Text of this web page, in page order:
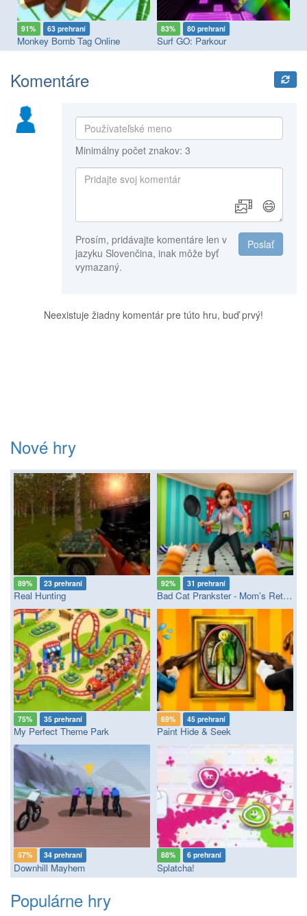
91% 63 prehraní
Monkey Bomb Tag Online
83% 80 prehraní
Surf GO: Parkour
Komentáre
Minimálny počet znakov: 3
😄
Poslať
Prosím, pridávajte komentáre len v
jazyku Slovenčina, inak môže byť
vymazaný.
Neexistuje žiadny komentár pre túto hru, buď prvý!
Nové hry
89% 23 prehraní
Real Hunting
92% 31 prehraní
Bad Cat Prankster - Mom’s Return
75% 35 prehraní
My Perfect Theme Park
69% 45 prehraní
Paint Hide & Seek
57% 34 prehraní
Downhill Mayhem
88% 6 prehraní
Splatcha!
Populárne hry